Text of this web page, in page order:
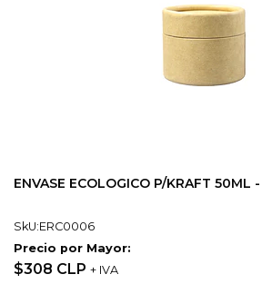
ENVASE ECOLOGICO P/KRAFT 50ML -
SkU:ERC0006
Precio por Mayor:
$308 CLP + IVA